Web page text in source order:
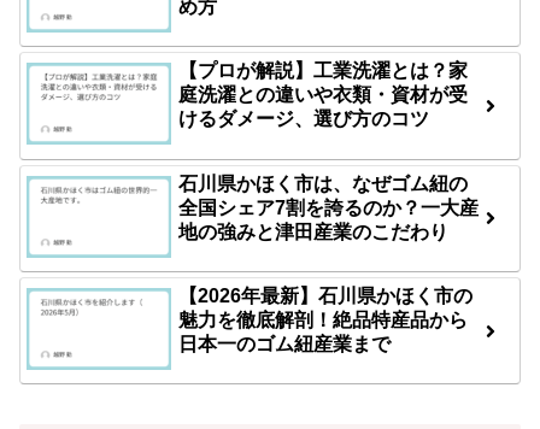
め方
【プロが解説】工業洗濯とは？家
庭洗濯との違いや衣類・資材が受
けるダメージ、選び方のコツ
石川県かほく市は、なぜゴム紐の
全国シェア7割を誇るのか？一大産
地の強みと津田産業のこだわり
【2026年最新】石川県かほく市の
魅力を徹底解剖！絶品特産品から
日本一のゴム紐産業まで